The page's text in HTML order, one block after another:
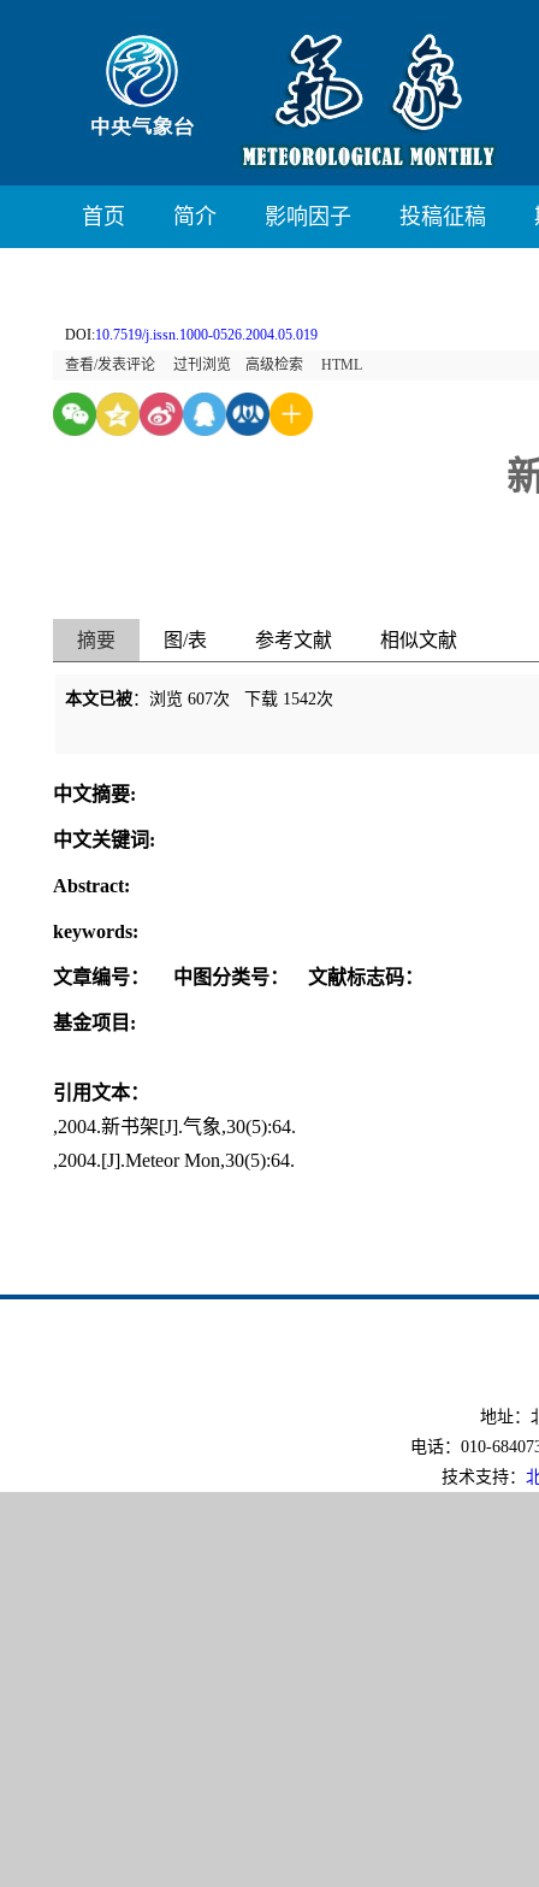
首页 简介 影响因子 投稿征稿
DOI:10.7519/j.issn.1000-0526.2004.05.019
查看/发表评论
过刊浏览 高级检索 HTML
摘要 图/表 参考文献 相似文献
本文已被：浏览 607次 下载 1542次
中文摘要:
中文关键词:
Abstract:
keywords:
文章编号： 中图分类号： 文献标志码：
基金项目:
引用文本：
,2004.新书架[J].气象,30(5):64.
,2004.[J].Meteor Mon,30(5):64.
地址：
电话：010-
技术支持：